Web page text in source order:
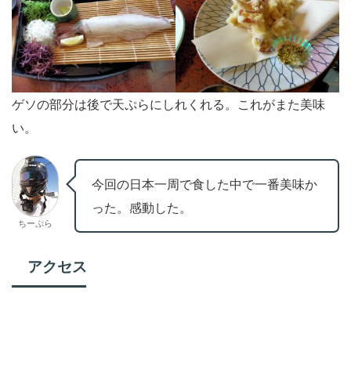
ゲソの部分は後で天ぷらにしれくれる。これがまた美味
い。
ちーぷら
今回の日本一周で食した中で一番美味か
った。感動した。
アクセス